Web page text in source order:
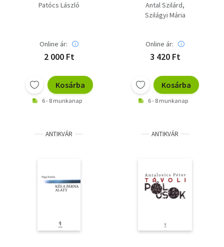
Patócs László
Online ár:
2 000 Ft
Kosárba
6 - 8 munkanap
Antal Szilárd
Szilágyi Mária
Online ár:
3 420 Ft
Kosárba
6 - 8 munkanap
ANTIKVÁR ANTIKVÁR